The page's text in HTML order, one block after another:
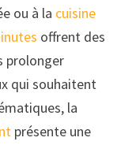
ou à la cuisine
offrent des
prolonger
qui souhaitent
la
présente une